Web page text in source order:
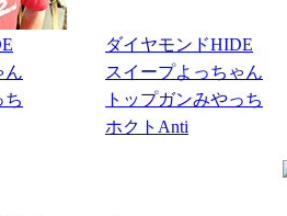
ダイヤモンドHIDE
スイープよっちゃん
トップガンみやっち
ホクトAnti